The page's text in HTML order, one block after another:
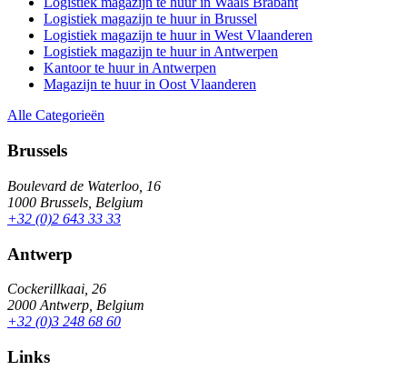
Logistiek magazijn te huur in Brussel
Logistiek magazijn te huur in West Vlaanderen
Logistiek magazijn te huur in Antwerpen
Kantoor te huur in Antwerpen
Magazijn te huur in Oost Vlaanderen
Alle Categorieën
Brussels
Boulevard de Waterloo, 16
1000 Brussels, Belgium
+32 (0)2 643 33 33
Antwerp
Cockerillkaai, 26
2000 Antwerp, Belgium
+32 (0)3 248 68 60
Links